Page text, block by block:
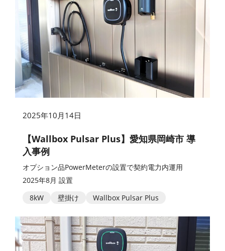
2025年10月14日
【Wallbox Pulsar Plus】愛知県岡崎市 導
入事例
オプション品PowerMeterの設置で契約電力内運用
2025年8月 設置
8kW
壁掛け Wallbox Pulsar Plus